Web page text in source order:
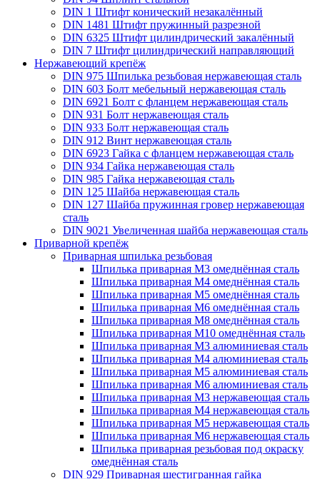
DIN 1 Штифт конический незакалённый
DIN 1481 Штифт пружинный разрезной
DIN 6325 Штифт цилиндрический закалённый
DIN 7 Штифт цилиндрический направляющий
Нержавеющий крепёж
DIN 975 Шпилька резьбовая нержавеющая сталь
DIN 603 Болт мебельный нержавеющая сталь
DIN 6921 Болт с фланцем нержавеющая сталь
DIN 931 Болт нержавеющая сталь
DIN 933 Болт нержавеющая сталь
DIN 912 Винт нержавеющая сталь
DIN 6923 Гайка с фланцем нержавеющая сталь
DIN 934 Гайка нержавеющая сталь
DIN 985 Гайка нержавеющая сталь
DIN 125 Шайба нержавеющая сталь
DIN 127 Шайба пружинная гровер нержавеющая
сталь
DIN 9021 Увеличенная шайба нержавеющая сталь
Приварной крепёж
Приварная шпилька резьбовая
Шпилька приварная М3 омеднённая сталь
Шпилька приварная М4 омеднённая сталь
Шпилька приварная М5 омеднённая сталь
Шпилька приварная М6 омеднённая сталь
Шпилька приварная М8 омеднённая сталь
Шпилька приварная М10 омеднённая сталь
Шпилька приварная М3 алюминиевая сталь
Шпилька приварная М4 алюминиевая сталь
Шпилька приварная М5 алюминиевая сталь
Шпилька приварная М6 алюминиевая сталь
Шпилька приварная М3 нержавеющая сталь
Шпилька приварная М4 нержавеющая сталь
Шпилька приварная М5 нержавеющая сталь
Шпилька приварная М6 нержавеющая сталь
Шпилька приварная резьбовая под окраску
омеднённая сталь
DIN 929 Приварная шестигранная гайка